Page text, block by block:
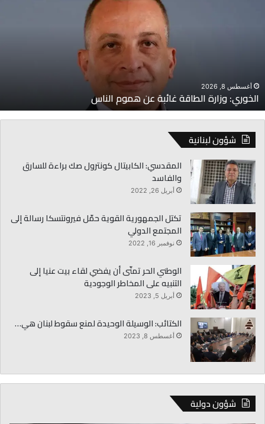
أغسطس 8, 2026
الخوري: وزارة الطاقة غائبة عن هموم الناس
شؤون لبنانية
المقدسي: الكابيتال كونترول صك براءة للسارق
والفاسد
أبريل 26, 2022
تكتل الجمهورية القوية حمّل فيرونتسكا رسالة إلى
المجتمع الدولي
نوفمبر 16, 2022
الوطني الحر تمنّى أن يفضي لقاء بيت عنيا إلى
التنبيه على المخاطر الوجودية
أبريل 5, 2023
الكتائب: الوسيلة الوحيدة لمنع سقوط لبنان هي…
أغسطس 8, 2023
شؤون دولية